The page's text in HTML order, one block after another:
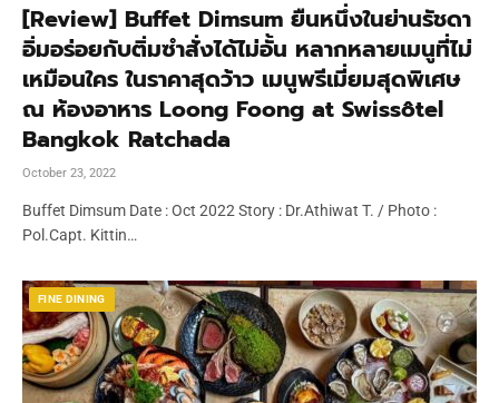
[Review] Buffet Dimsum ยืนหนึ่งในย่านรัชดา
อิ่มอร่อยกับติ่มซำสั่งได้ไม่อั้น หลากหลายเมนูที่ไม่
เหมือนใคร ในราคาสุดว้าว เมนูพรีเมี่ยมสุดพิเศษ
ณ ห้องอาหาร Loong Foong at Swissôtel
Bangkok Ratchada
October 23, 2022
Buffet Dimsum Date : Oct 2022 Story : Dr.Athiwat T. / Photo :
Pol.Capt. Kittin…
FINE DINING